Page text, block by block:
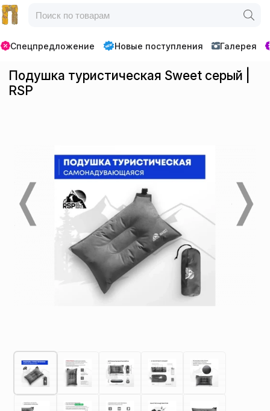
Спецпредложение Новые поступления Галерея
Подушка туристическая Sweet серый |
RSP